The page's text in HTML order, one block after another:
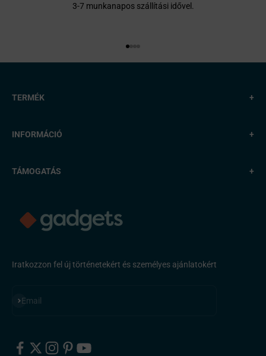
3-7 munkanapos szállítási idővel.
TERMÉK +
INFORMÁCIÓ +
TÁMOGATÁS +
Iratkozzon fel új történetekért és személyes ajánlatokért
Email
Feliratkozás